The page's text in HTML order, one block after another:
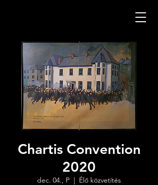
Chartis Convention
2020
dec. 04., P
  |
Élő közvetítés